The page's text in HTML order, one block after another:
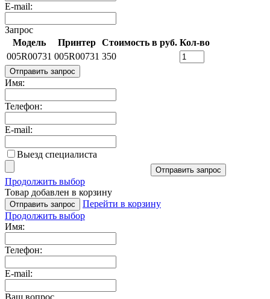
E-mail:
Запрос
Модель
Принтер Стоимость в руб. Кол-во
005R00731 005R00731 350
Отправить запрос
Имя:
Телефон:
E-mail:
Выезд специалиста
Отправить запрос
Продолжить выбор
Товар добавлен в корзину
Отправить запрос
Перейти в корзину
Продолжить выбор
Имя:
Телефон:
E-mail:
Ваш вопрос